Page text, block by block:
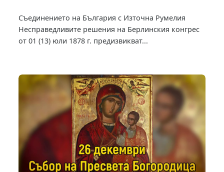
Съединението на България с Източна Румелия
Несправедливите решения на Берлинския конгрес
от 01 (13) юли 1878 г. предизвикват...